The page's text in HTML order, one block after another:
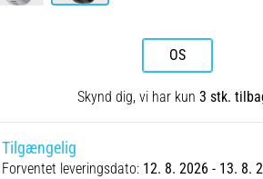
OS
Skynd dig, vi har kun 3 stk.
Tilgængelig
Forventet leveringsdato: 12. 8. 2026 - 13. 8.